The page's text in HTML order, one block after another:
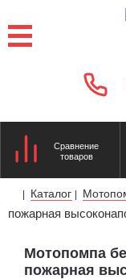
Сравнение
товаров
| Каталог |
пожарная
Мотопомпа
пожарная